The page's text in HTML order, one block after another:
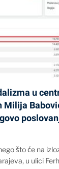
u
Milija
što će na
u ulici